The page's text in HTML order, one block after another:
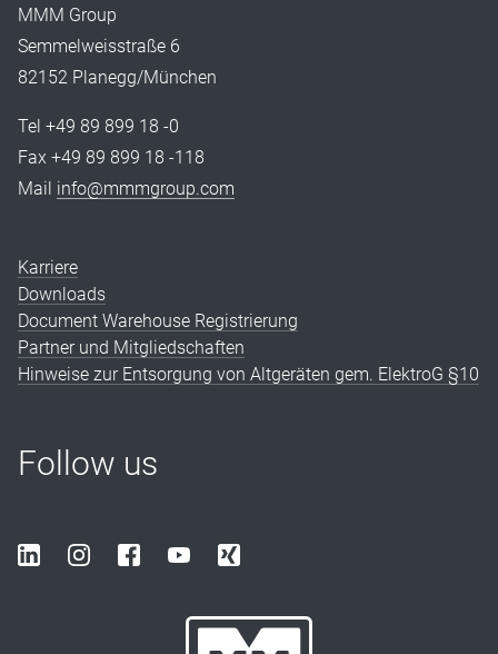
MMM Group
Semmelweisstraße 6
82152 Planegg/München
Tel +49 89 899 18 -0
Fax +49 89 899 18 -118
Mail info@mmmgroup.com
Karriere
Downloads
Document Warehouse Registrierung
Partner und Mitgliedschaften
Hinweise zur Entsorgung von Altgeräten gem. ElektroG §10
Follow us